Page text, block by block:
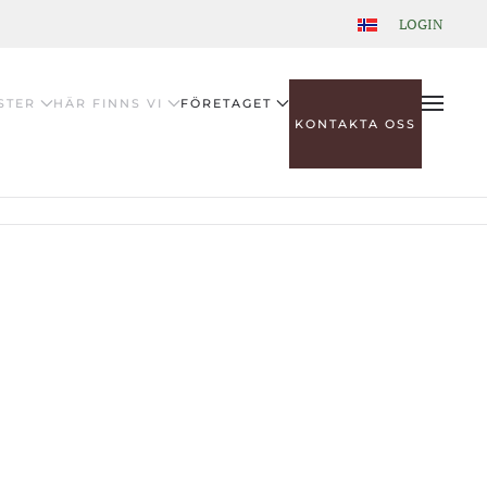
LOGIN
HÄR FINNS VI
FÖRETAGET
KONTAKTA OSS